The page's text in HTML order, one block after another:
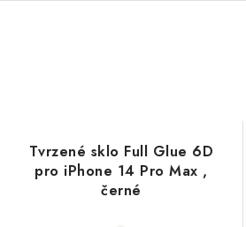
Tvrzené sklo Full Glue 6D
pro iPhone 14 Pro Max ,
černé